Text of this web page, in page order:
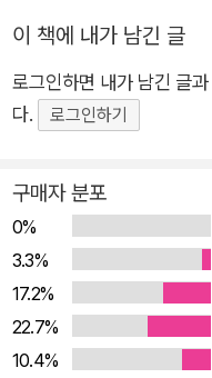
수 #마케팅 #콘텐츠
페이스북 #X #링크드인 #스냅챗 “아무도 보지 않
디어는 ‘시간과 돈 낭비’다
척의 귀환 전 세계의 ‘어텐션’을 사로잡은 마케팅 바이블 오늘날
점이 있다. 바로 소셜 플랫
작한다는 것이다. 이제 사
그곳에 성공과 매출 증대
만 어떻게 해야 조회수 높
어에서 브랜드를 구축하
사람은 드물다. 20년 이상 사업 및 마케팅을 성공으로 이끈 게리
이 책에 내가 남긴 글
로그인하면 내가 남긴 글
다.
로그인하기
구매자 분포
0%
3.3%
17.2%
22.7%
10.4%